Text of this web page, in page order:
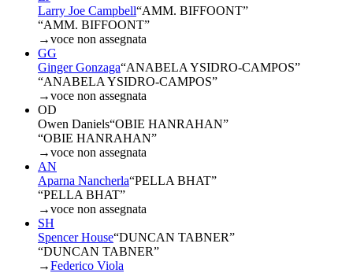
Larry Joe Campbell“AMM. BIFFOONT”
“AMM. BIFFOONT”
→voce non assegnata
GG
Ginger Gonzaga“ANABELA YSIDRO-CAMPOS”
“ANABELA YSIDRO-CAMPOS”
→voce non assegnata
OD
Owen Daniels“OBIE HANRAHAN”
“OBIE HANRAHAN”
→voce non assegnata
AN
Aparna Nancherla“PELLA BHAT”
“PELLA BHAT”
→voce non assegnata
SH
Spencer House“DUNCAN TABNER”
“DUNCAN TABNER”
→Federico Viola